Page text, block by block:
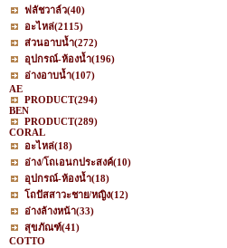
ฟลัชวาล์ว(40)
อะไหล่(2115)
ส่วนอาบน้ำ(272)
อุปกรณ์-ห้องน้ำ(196)
อ่างอาบน้ำ(107)
AE
PRODUCT(294)
BEN
PRODUCT(289)
CORAL
อะไหล่(18)
อ่าง/โถเอนกประสงค์(10)
อุปกรณ์-ห้องน้ำ(18)
โถปัสสาวะชาย/หญิง(12)
อ่างล้างหน้า(33)
สุขภัณฑ์(41)
COTTO